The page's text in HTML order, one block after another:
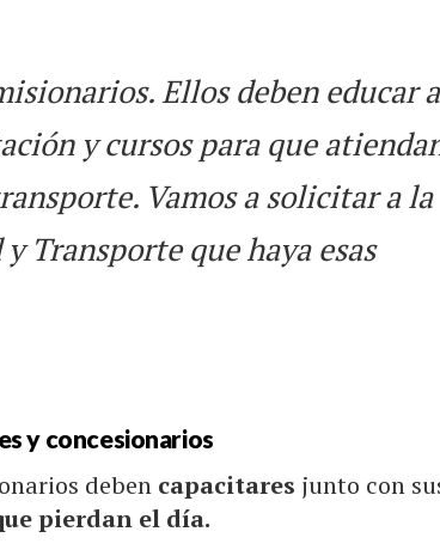
Ellos deben educar
y cursos para que
Vamos a solicitar a la
Transporte que haya esas
y concesionarios
deben capacitares junto con
pierdan el día.